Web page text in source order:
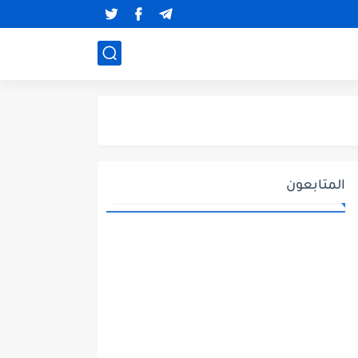
المتابعون